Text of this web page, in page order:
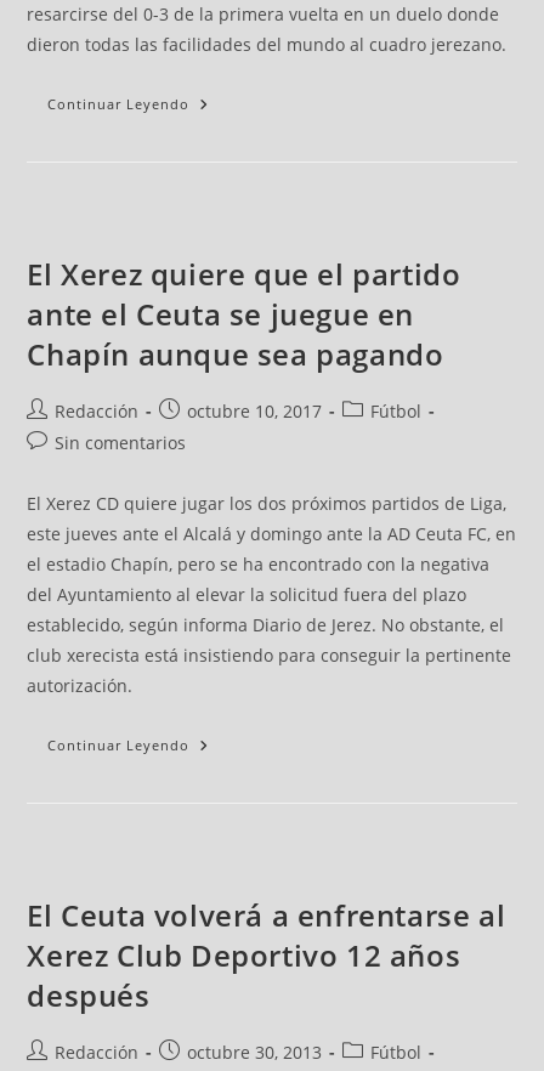
resarcirse del 0-3 de la primera vuelta en un duelo donde
dieron todas las facilidades del mundo al cuadro jerezano.
Continuar Leyendo
El Xerez quiere que el partido
ante el Ceuta se juegue en
Chapín aunque sea pagando
Redacción octubre 10, 2017
Fútbol
Sin comentarios
El Xerez CD quiere jugar los dos próximos partidos de Liga,
este jueves ante el Alcalá y domingo ante la AD Ceuta FC, en
el estadio Chapín, pero se ha encontrado con la negativa
del Ayuntamiento al elevar la solicitud fuera del plazo
establecido, según informa Diario de Jerez. No obstante, el
club xerecista está insistiendo para conseguir la pertinente
autorización.
Continuar Leyendo
El Ceuta volverá a enfrentarse al
Xerez Club Deportivo 12 años
después
Redacción octubre 30, 2013
Fútbol